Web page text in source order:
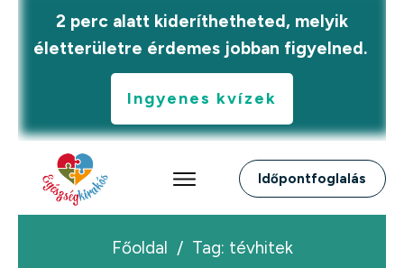
2 perc alatt kideríthetheted, melyik
életterületre érdemes jobban figyelned.
Ingyenes kvízek
Időpontfoglalás
Főoldal / Tag: tévhitek